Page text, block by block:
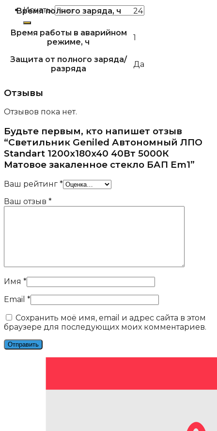
Искать:
Время полного заряда, ч 24
Время работы в аварийном
режиме, ч
1
Защита от полного заряда/
разряда
Да
Отзывы
Отзывов пока нет.
Будьте первым, кто напишет отзыв
“Светильник Geniled Автономный ЛПО
Standart 1200x180x40 40Вт 5000К
Матовое закаленное стекло БАП Em1”
Ваш рейтинг *
Ваш отзыв *
Имя *
Email *
Сохранить моё имя, email и адрес сайта в этом
браузере для последующих моих комментариев.